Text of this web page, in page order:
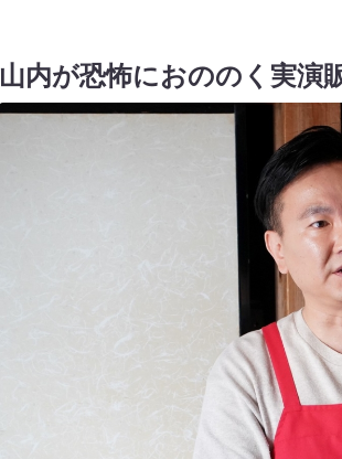
山内が恐怖におののく実演